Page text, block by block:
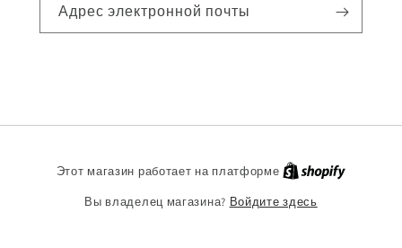
Адрес электронной почты
Этот магазин работает на платформе
Вы владелец магазина? Войдите здесь